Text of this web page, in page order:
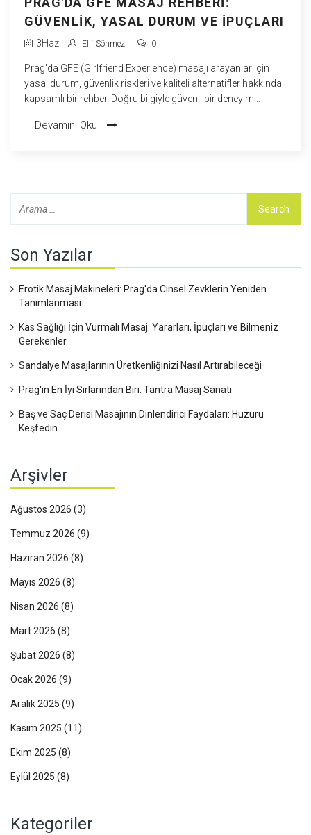
GÜVENLIK, YASAL DURUM VE İPUÇLARI
3Haz Elif Sönmez 0
Prag'da GFE (Girlfriend Experience) masajı arayanlar için
yasal durum, güvenlik riskleri ve kaliteli alternatifler hakkında
kapsamlı bir rehber. Doğru bilgiyle güvenli bir deneyim
Devamını Oku
Son Yazılar
Erotik Masaj Makineleri: Prag'da Cinsel Zevklerin Yeniden
Tanımlanması
Kas Sağlığı İçin Vurmalı Masaj: Yararları, İpuçları ve Bilmeniz
Gerekenler
Sandalye Masajlarının Üretkenliğinizi Nasıl Artırabileceği
Prag'ın En İyi Sırlarından Biri: Tantra Masaj Sanatı
Baş ve Saç Derisi Masajının Dinlendirici Faydaları: Huzuru
Keşfedin
Arşivler
Ağustos 2026 (3)
Temmuz 2026 (9)
Haziran 2026 (8)
Mayıs 2026 (8)
Nisan 2026 (8)
Mart 2026 (8)
Şubat 2026 (8)
Ocak 2026 (9)
Aralık 2025 (9)
Kasım 2025 (11)
Ekim 2025 (8)
Eylül 2025 (8)
Kategoriler